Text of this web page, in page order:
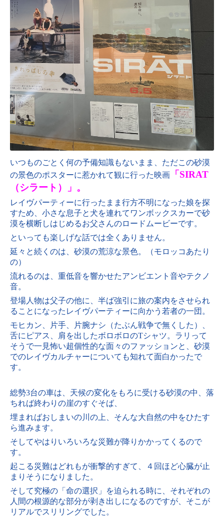
いつものごとく何の予備知識もないまま、 ただこの砂漠
の景色のポスターに惹かれて観に行った映画
「SIRAT
（シラート）」。
レイヴパーティーに行ったまま行方不明になった娘を探
すため、小さな息子と犬を連れてワンボックスカーで砂
漠を横断しはじめるお父さんのロードムービーです。
といっても楽しげな話では全くありません。
延々と続くのは、砂漠の荒涼な景色。（モロッコあたり
の）
流れるのは、重低音を響かせたアンビエント音やテクノ
音。
登場人物は父子の他に、半ば強引に旅の案内をさせられ
ることになったレイヴパーティーに向かう若者の一団。
モヒカン、片手、片腕ナシ（たぶん戦争で無くした）、
舌にピアス、肩を出したボロボロのTシャツ。ラリって
そうで一見怖い超個性的な面々のファッションと、砂漠
でのレイヴカルチャーについても知れて面白かったで
す。
総勢3台の車は、天候の変化をもろに受ける砂漠の中、落
ちれば終わりの崖のすぐそば、
埋まればおしまいの川の上、そんな大自然の中をひたす
ら進みます。
そしてやはりいろいろな災難が降りかかってくるので
す。
起こる災難はどれもが衝撃的すぎて、４回ほど心臓が止
まりそうになりました。
そして究極の「命の選択」を迫られる時に、それぞれの
人間の根源的な部分が剥き出しになるのですが、そこが
リアルでスリリングでした。